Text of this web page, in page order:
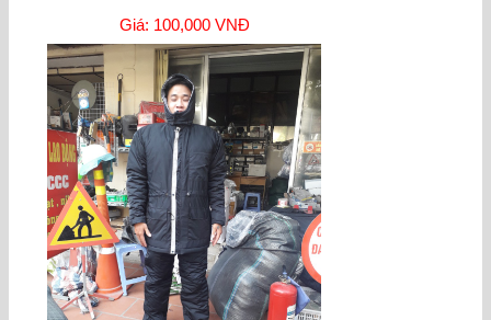
Giá: 100,000 VNĐ